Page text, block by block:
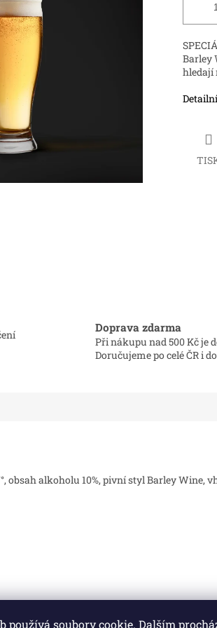
používá soubory cookie. Dalším
Barley
hledají
Doprava zdarma
Při nákupu nad 500 Kč je
Doručujeme po celé ČR i
obsah alkoholu 10%, pivní styl Barley Wine,